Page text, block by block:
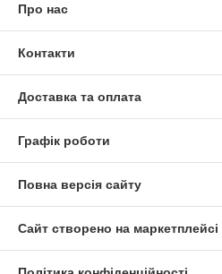
Про нас
Контакти
Доставка та оплата
Графік роботи
Повна версія сайту
Сайт створено на маркетплейсі